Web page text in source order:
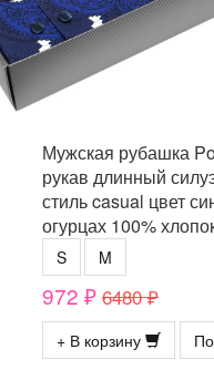
Мужская рубашка
рукав длинный
стиль casual цвет
огурцах 100%
S M
972 ₽ 6480 ₽
+ В корзину